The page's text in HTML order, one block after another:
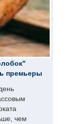
премьеры
чем